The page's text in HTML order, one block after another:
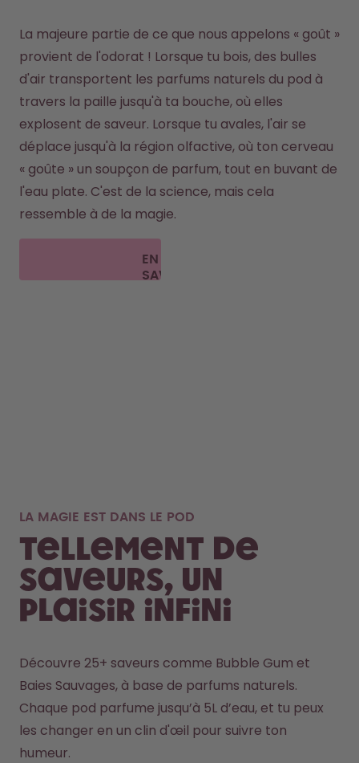
La majeure partie de ce que nous appelons « goût »
provient de l'odorat ! Lorsque tu bois, des bulles
d'air transportent les parfums naturels du pod à
travers la paille jusqu'à ta bouche, où elles
explosent de saveur. Lorsque tu avales, l'air se
déplace jusqu'à la région olfactive, où ton cerveau
« goûte » un soupçon de parfum, tout en buvant de
l'eau plate. C'est de la science, mais cela
ressemble à de la magie.
EN
SAVOIR
LA MAGIE EST DANS LE POD
Tellement de
saveurs, un
plaisir infini
Découvre 25+ saveurs comme Bubble Gum et
Baies Sauvages, à base de parfums naturels.
Chaque pod parfume jusqu’à 5L d’eau, et tu peux
les changer en un clin d'œil pour suivre ton
humeur.